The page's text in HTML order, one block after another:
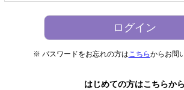
※ パスワードをお忘れの方はこちらからお問
はじめての方はこちらから